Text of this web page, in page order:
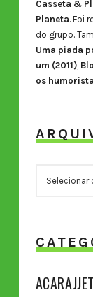
Casseta &
Planeta. Foi
do grupo.
Uma piada
um (2011),
os